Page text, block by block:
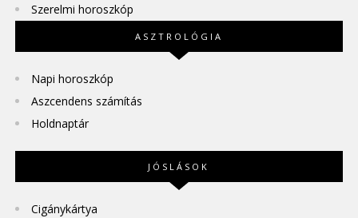
Szerelmi horoszkóp
ASZTROLÓGIA
Napi horoszkóp
Aszcendens számítás
Holdnaptár
JÓSLÁSOK
Cigánykártya